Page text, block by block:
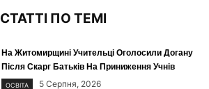
СТАТТІ ПО ТЕМІ
На Житомирщині Учительці Оголосили Догану
Після Скарг Батьків На Приниження Учнів
ОСВІТА 5 Серпня, 2026